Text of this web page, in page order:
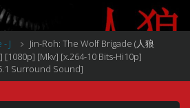
J
Jin-Roh: The Wolf Brigade (人狼
[1080p] [Mkv] [x.264-10 Bits-Hi10p]
Surround Sound]